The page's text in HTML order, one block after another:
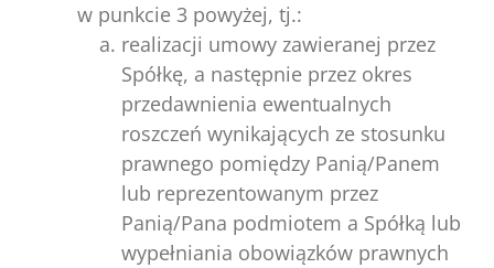
w punkcie 3 powyżej, tj.:
realizacji umowy zawieranej przez
Spółkę, a następnie przez okres
przedawnienia ewentualnych
roszczeń wynikających ze stosunku
prawnego pomiędzy Panią/Panem
lub reprezentowanym przez
Panią/Pana podmiotem a Spółką lub
wypełniania obowiązków prawnych